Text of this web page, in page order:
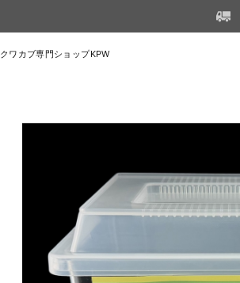
クワカブ専門ショップKPW